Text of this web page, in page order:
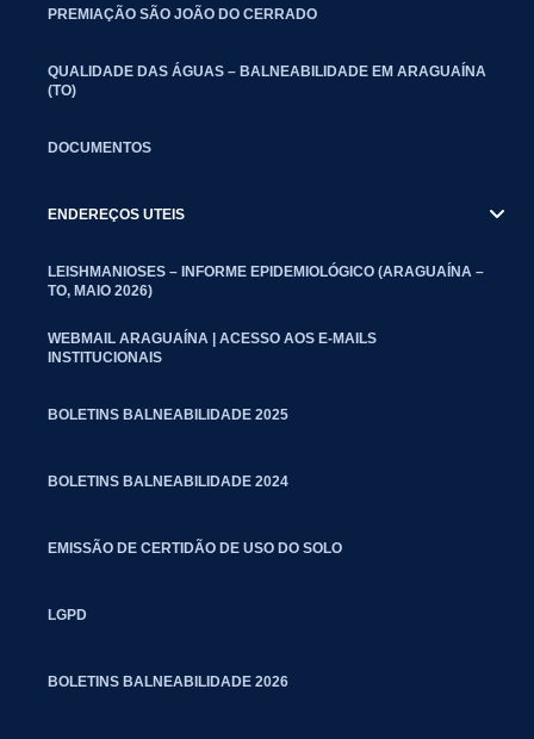
PREMIAÇÃO SÃO JOÃO DO CERRADO
QUALIDADE DAS ÁGUAS – BALNEABILIDADE EM ARAGUAÍNA
(TO)
DOCUMENTOS
ENDEREÇOS UTEIS
LEISHMANIOSES – INFORME EPIDEMIOLÓGICO (ARAGUAÍNA –
TO, MAIO 2026)
WEBMAIL ARAGUAÍNA | ACESSO AOS E-MAILS
INSTITUCIONAIS
BOLETINS BALNEABILIDADE 2025
BOLETINS BALNEABILIDADE 2024
EMISSÃO DE CERTIDÃO DE USO DO SOLO
LGPD
BOLETINS BALNEABILIDADE 2026